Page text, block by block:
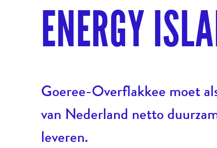
ENERGY
Goeree-Overflakkee moet
van Nederland netto
leveren.